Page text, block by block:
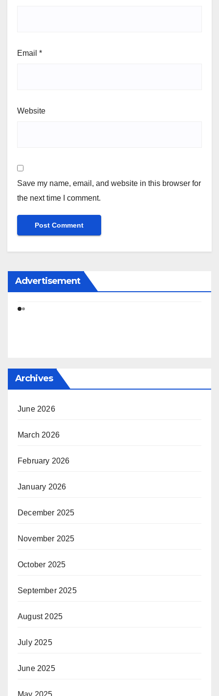
Email *
Website
Save my name, email, and website in this browser for
the next time I comment.
Advertisement
Archives
June 2026
March 2026
February 2026
January 2026
December 2025
November 2025
October 2025
September 2025
August 2025
July 2025
June 2025